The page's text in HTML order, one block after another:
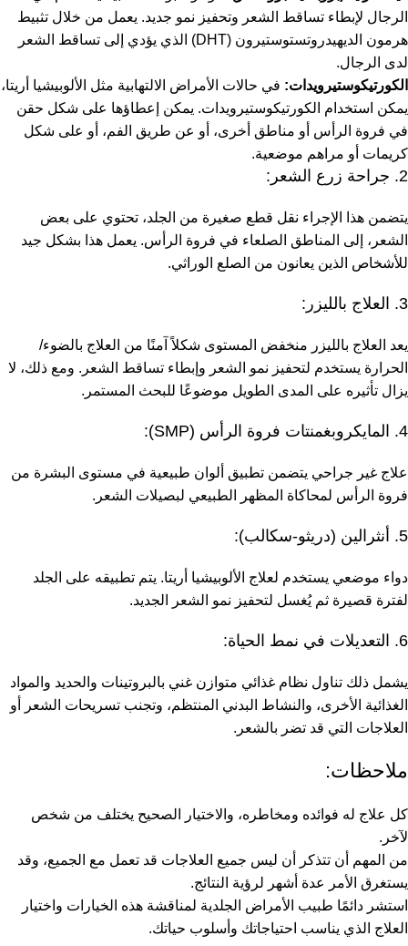
الرجال لإبطاء تساقط الشعر وتحفيز نمو جديد. يعمل من خلال تثبيط
هرمون الديهيدروتستوستيرون (DHT) الذي يؤدي إلى تساقط الشعر
لدى الرجال.
الكورتيكوستيرويدات: في حالات الأمراض الالتهابية مثل الألوبيشيا أريتا،
يمكن استخدام الكورتيكوستيرويدات. يمكن إعطاؤها على شكل حقن
في فروة الرأس أو مناطق أخرى، أو عن طريق الفم، أو على شكل
كريمات أو مراهم موضعية.
2. جراحة زرع الشعر:
يتضمن هذا الإجراء نقل قطع صغيرة من الجلد، تحتوي على بعض
الشعر، إلى المناطق الصلعاء في فروة الرأس. يعمل هذا بشكل جيد
للأشخاص الذين يعانون من الصلع الوراثي.
3. العلاج بالليزر:
يعد العلاج بالليزر منخفض المستوى شكلاً آمنًا من العلاج بالضوء/
الحرارة يستخدم لتحفيز نمو الشعر وإبطاء تساقط الشعر. ومع ذلك، لا
يزال تأثيره على المدى الطويل موضوعًا للبحث المستمر.
4. المايكروبغمنتات فروة الرأس (SMP):
علاج غير جراحي يتضمن تطبيق ألوان طبيعية في مستوى البشرة من
فروة الرأس لمحاكاة المظهر الطبيعي لبصيلات الشعر.
5. أنثرالين (دريثو-سكالب):
دواء موضعي يستخدم لعلاج الألوبيشيا أريتا. يتم تطبيقه على الجلد
لفترة قصيرة ثم يُغسل لتحفيز نمو الشعر الجديد.
6. التعديلات في نمط الحياة:
يشمل ذلك تناول نظام غذائي متوازن غني بالبروتينات والحديد والمواد
الغذائية الأخرى، والنشاط البدني المنتظم، وتجنب تسريحات الشعر أو
العلاجات التي قد تضر بالشعر.
ملاحظات:
كل علاج له فوائده ومخاطره، والاختيار الصحيح يختلف من شخص
لآخر.
من المهم أن تتذكر أن ليس جميع العلاجات قد تعمل مع الجميع، وقد
يستغرق الأمر عدة أشهر لرؤية النتائج.
استشر دائمًا طبيب الأمراض الجلدية لمناقشة هذه الخيارات واختيار
العلاج الذي يناسب احتياجاتك وأسلوب حياتك.